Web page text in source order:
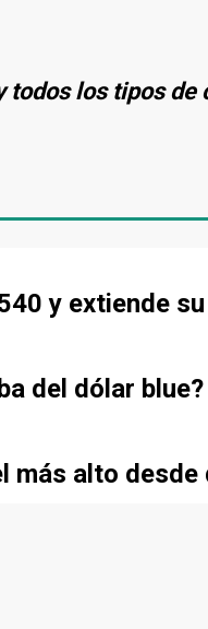
todos los tipos de
y extiende
del dólar
más alto